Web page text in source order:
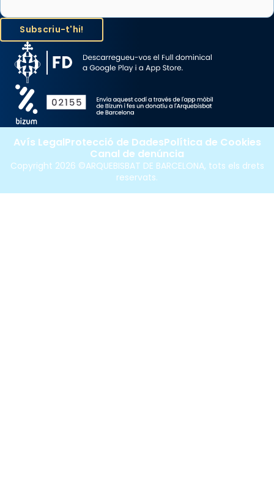
Santes a Mataró»🥵.
Photo
View on Facebook · Share
Copyright 2026 ©ARQUEBISBAT DE BARCELONA, tots els drets
reservats.
Avís LegalProtecció de DadesPolítica de Cookies
Canal de denúncia